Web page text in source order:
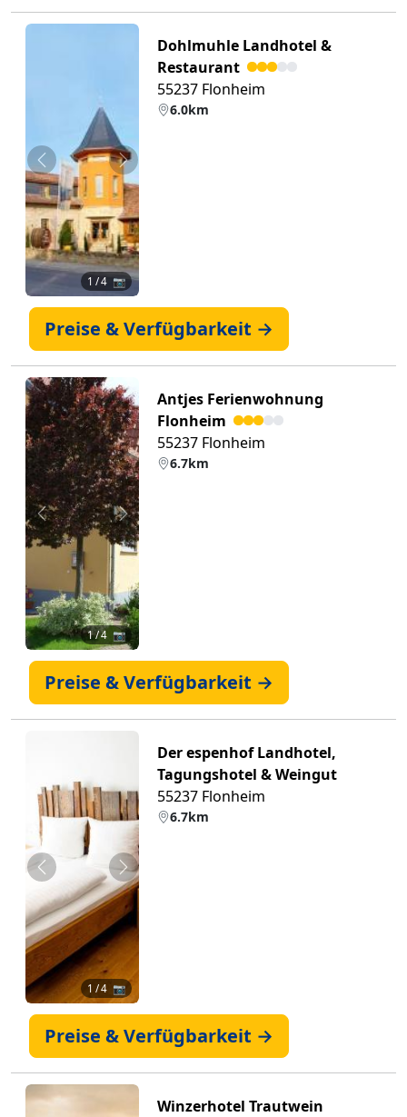
Zurück Weiter
1 / 4 📷
Dohlmuhle Landhotel &
Restaurant
55237 Flonheim
6.0km
Preise & Verfügbarkeit →
Zurück Weiter
1/ 4 📷
Antjes Ferienwohnung
Flonheim
55237 Flonheim
6.7km
Preise & Verfügbarkeit →
Zurück Weiter
1 / 4 📷
Der espenhof Landhotel,
Tagungshotel & Weingut
55237 Flonheim
6.7km
Preise & Verfügbarkeit →
Winzerhotel Trautwein